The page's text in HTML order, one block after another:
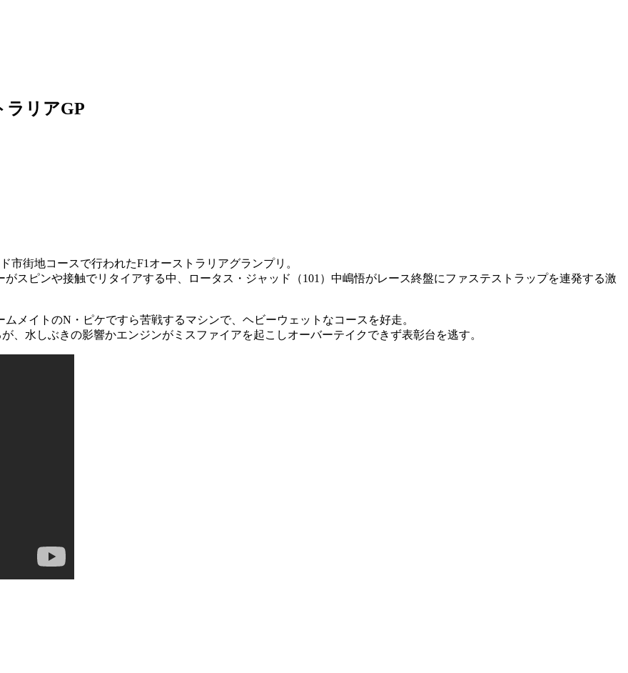
ラリアGP
市街地コースで行われたF1オーストラリアグランプリ。
スピンや接触でリタイアする中、ロータス・ジャッド（101）中嶋悟がレース終盤にファステストラップを連発する激
メイトのN・ピケですら苦戦するマシンで、ヘビーウェットなコースを好走。
、水しぶきの影響かエンジンがミスファイアを起こしオーバーテイクできず表彰台を逃す。